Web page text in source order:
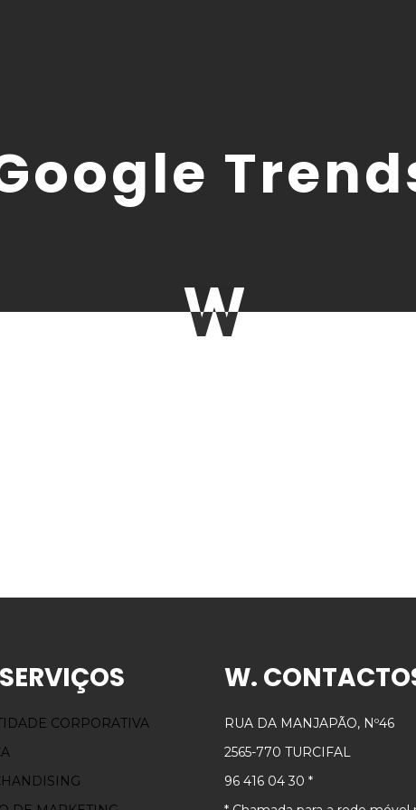
CORPORATIVA
W.
RUA DA MANJAPÃO, Nº46
2565-770 TURCIFAL
96 416 04 30 *